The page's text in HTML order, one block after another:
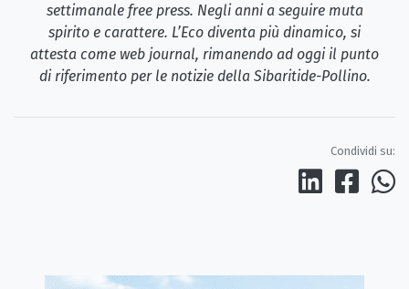
settimanale free press. Negli anni a seguire muta
spirito e carattere. L’Eco diventa più dinamico, si
attesta come web journal, rimanendo ad oggi il punto
di riferimento per le notizie della Sibaritide-Pollino.
Condividi su: